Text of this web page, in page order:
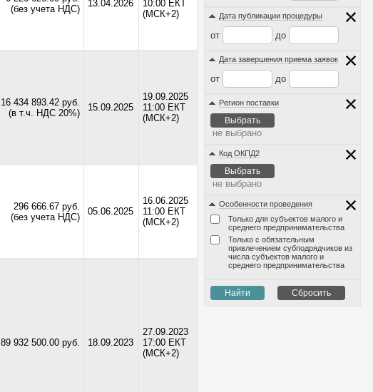
(без учета НДС)
13.04.2026
10:00 ЕКТ
(МСК+2)
16 434 893.42 руб.
(в т.ч. НДС 20%)
15.09.2025
19.09.2025
11:00 ЕКТ
(МСК+2)
296 666.67 руб.
(без учета НДС)
05.06.2025
16.06.2025
11:00 ЕКТ
(МСК+2)
89 932 500.00 руб. 18.09.2023
27.09.2023
17:00 ЕКТ
(МСК+2)
Дата публикации процедуры
от до
Дата завершения приема заявок
от до
Регион поставки
Выбрать
не выбрано
Код ОКПД2
Выбрать
не выбрано
Особенности проведения
Только для субъектов малого и
среднего предпринимательства
Только с обязательным
привлечением субподрядчиков из
числа субъектов малого и
среднего предпринимательства
Найти Сбросить